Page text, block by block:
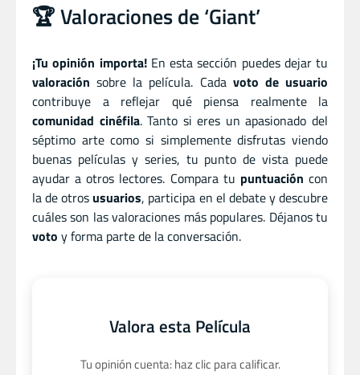
🏆 Valoraciones de ‘Giant’
¡Tu opinión importa!En esta sección puedes dejar tu
valoración sobre la película. Cada voto de usuario
contribuye a reflejar qué piensa realmente la
comunidad cinéfila. Tanto si eres un apasionado del
séptimo arte como si simplemente disfrutas viendo
buenas películas y series, tu punto de vista puede
ayudar a otros lectores. Compara tu puntuación con
la de otros usuarios, participa en el debate y descubre
cuáles son las valoraciones más populares. Déjanos tu
voto y forma parte de la conversación.
Valora esta Película
Tu opinión cuenta: haz clic para calificar.